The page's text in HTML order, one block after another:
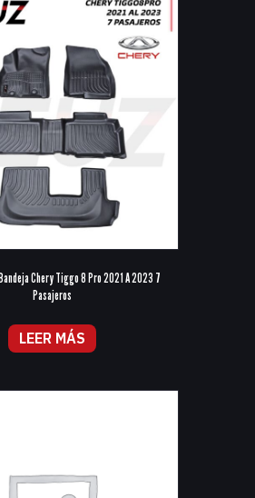
Chery Tiggo 8 Pro 2021 A 2023 7
Pasajeros
LEER MÁS